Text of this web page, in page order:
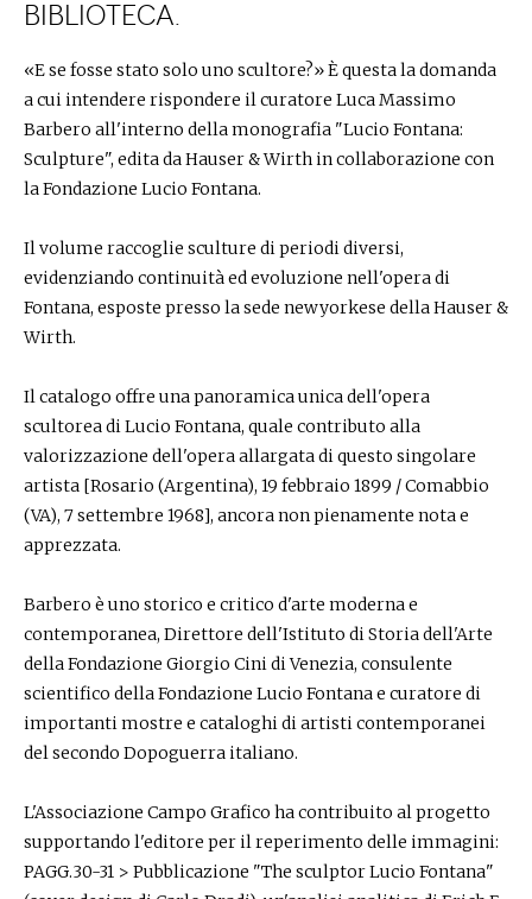
biblioteca.
«E se fosse stato solo uno scultore?» È questa la domanda
a cui intendere rispondere il curatore Luca Massimo
Barbero all'interno della monografia "Lucio Fontana:
Sculpture", edita da Hauser & Wirth in collaborazione con
la Fondazione Lucio Fontana.
Il volume raccoglie sculture di periodi diversi,
evidenziando continuità ed evoluzione nell'opera di
Fontana, esposte presso la sede newyorkese della Hauser &
Wirth.
Il catalogo offre una panoramica unica dell'opera
scultorea di Lucio Fontana, quale contributo alla
valorizzazione dell'opera allargata di questo singolare
artista [Rosario (Argentina), 19 febbraio 1899 / Comabbio
(VA), 7 settembre 1968], ancora non pienamente nota e
apprezzata.
Barbero è uno storico e critico d'arte moderna e
contemporanea, Direttore dell'Istituto di Storia dell'Arte
della Fondazione Giorgio Cini di Venezia, consulente
scientifico della Fondazione Lucio Fontana e curatore di
importanti mostre e cataloghi di artisti contemporanei
del secondo Dopoguerra italiano.
L'Associazione Campo Grafico ha contribuito al progetto
supportando l'editore per il reperimento delle immagini:
PAGG.30-31 > Pubblicazione "The sculptor Lucio Fontana"